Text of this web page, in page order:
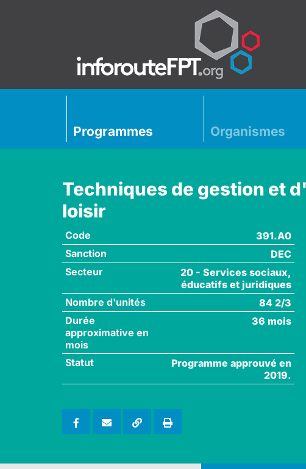
Programmes Organismes
Techniques de gestion et
loisir
Code
391.A0
Sanction
DEC
Secteur
20 - Services sociaux,
éducatifs et juridiques
Nombre d'unités
84 2/3
Durée
approximative en
mois
36 mois
Statut
Programme approuvé en
2019.